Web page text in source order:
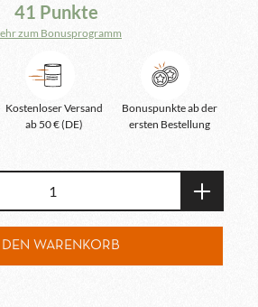
41 Punkte
zum Bonusprogramm
Kostenloser Versand
ab 50 € (DE)
Bonuspunkte ab der
ersten Bestellung
Gib den gewünschten
DEN WARENKORB